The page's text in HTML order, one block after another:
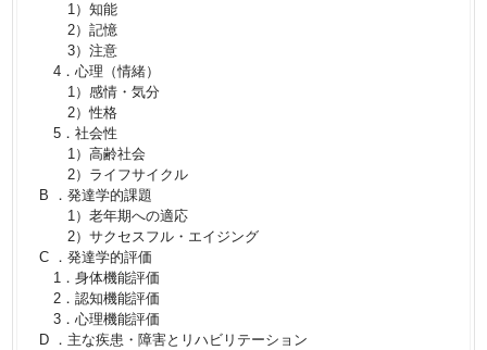
1）知能
2）記憶
3）注意
4．心理（情緒）
1）感情・気分
2）性格
5．社会性
1）高齢社会
2）ライフサイクル
B ．発達学的課題
1）老年期への適応
2）サクセスフル・エイジング
C ．発達学的評価
1．身体機能評価
2．認知機能評価
3．心理機能評価
D ．主な疾患・障害とリハビリテーション